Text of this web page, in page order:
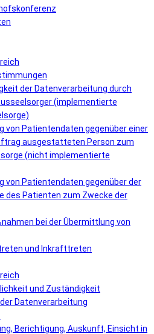
der Datenverarbeitung durch
(implementierte
von Patientendaten gegenüber einer
ausgestatteten Person zum
(nicht implementierte
von Patientendaten gegenüber der
des Patienten zum Zwecke der
bei der Übermittlung von
und Inkrafttreten
und Zuständigkeit
Datenverarbeitung
Berichtigung, Auskunft, Einsicht in